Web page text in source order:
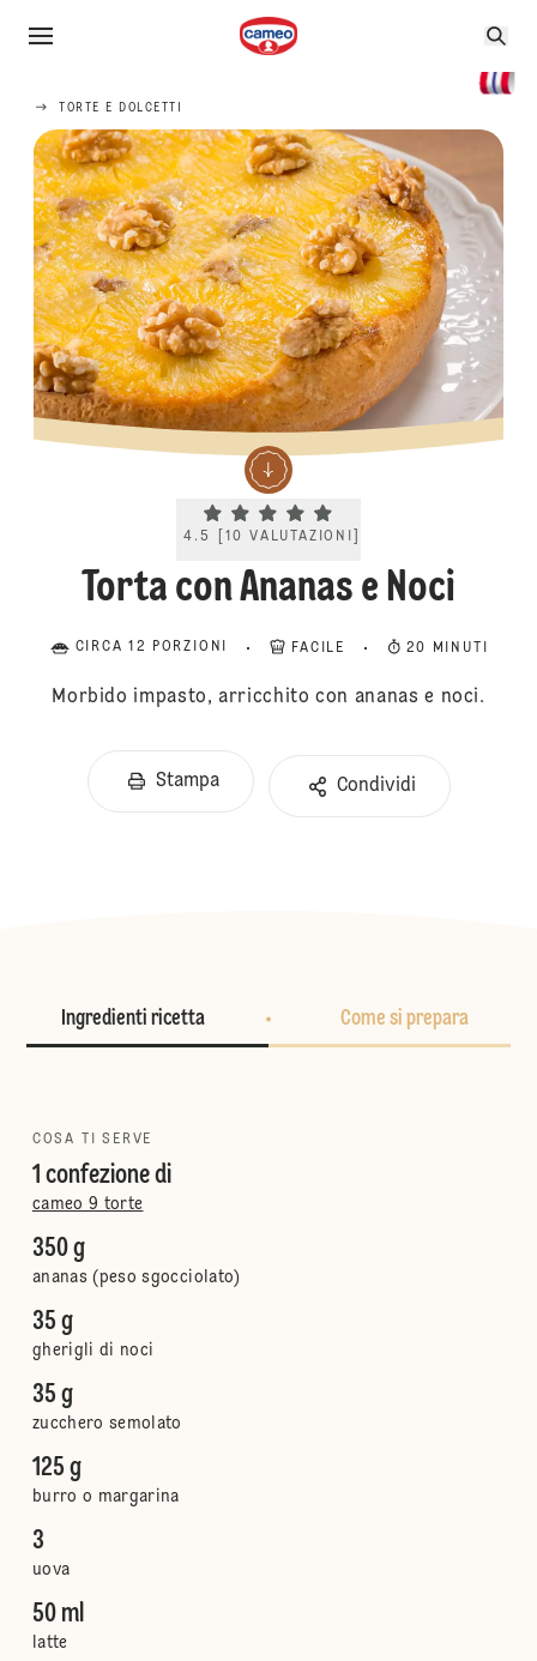
TORTE E DOLCETTI
Current rating 4.5. Click to rate.
4.5 10 VALUTAZIONI
Torta con Ananas e Noci
CIRCA 12 PORZIONI FACILE 20 MINUTI
Morbido impasto, arricchito con ananas e noci.
Stampa Condividi
Ingredienti ricetta Come si prepara
COSA TI SERVE
1 confezione di
cameo 9 torte
350 g
ananas (peso sgocciolato)
35 g
gherigli di noci
35 g
zucchero semolato
125 g
burro o margarina
3
uova
50 ml
latte